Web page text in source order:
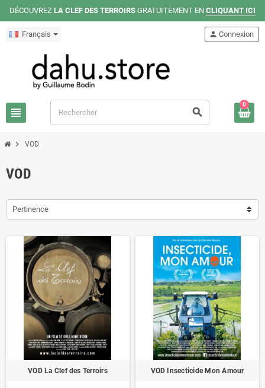
DÉCOUVREZ LA CLEF DES TERROIRS GRATUITEMENT EN CLIQUANT ICI
Français
view_headline search
person Connexion
0
chevron_right VOD
VOD
Pertinence
VOD La Clef des Terroirs VOD Insecticide Mon Amour